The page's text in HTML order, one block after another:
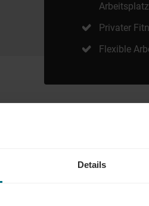
Details
Arbeitsplatz
Privater
Flexible
Wir begleiten den
Energy. Unser Ziel ist es
wächst unser Angebot an